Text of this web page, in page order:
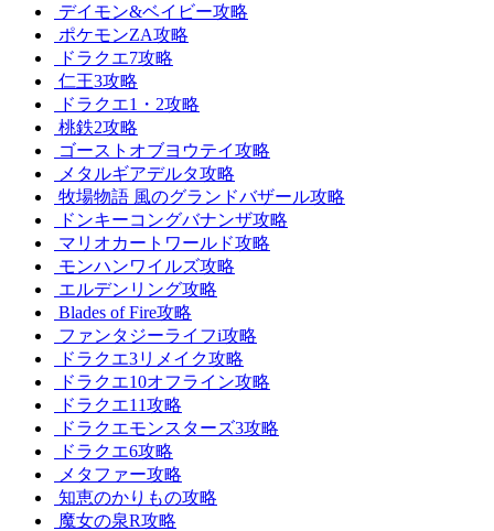
デイモン&ベイビー攻略
ポケモンZA攻略
ドラクエ7攻略
仁王3攻略
ドラクエ1・2攻略
桃鉄2攻略
ゴーストオブヨウテイ攻略
メタルギアデルタ攻略
牧場物語 風のグランドバザール攻略
ドンキーコングバナンザ攻略
マリオカートワールド攻略
モンハンワイルズ攻略
エルデンリング攻略
Blades of Fire攻略
ファンタジーライフi攻略
ドラクエ3リメイク攻略
ドラクエ10オフライン攻略
ドラクエ11攻略
ドラクエモンスターズ3攻略
ドラクエ6攻略
メタファー攻略
知恵のかりもの攻略
魔女の泉R攻略